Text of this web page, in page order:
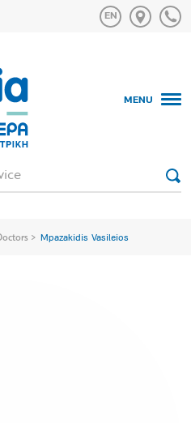
MENU
Mpazakidis Vasileios